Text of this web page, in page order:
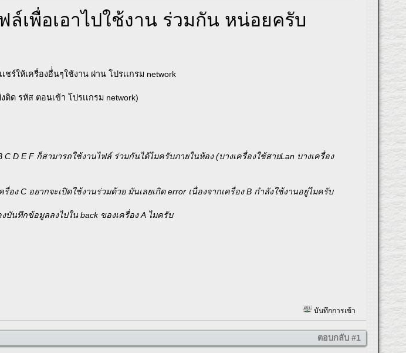
ล์เพื่อเอาไปใช้งาน ร่วมกัน หน่อยครับ
เชร์ให้เครื่องอื่่นๆใช้งาน ผ่าน โปรเเกรม network
ติด รหัส ตอนเข้า โปรเเกรม network)
C D E F ก็สามารถใช้งานไฟล์ ร่วมกันได้ไมครับภายในห้อง (บางเครื่องใช้สายLan บางเครื่อง
รื่อง C อยากจะเปิดใช้งานร่วมด้วย มันเลยเกิด error เนื่องจากเครื่อง B กำลังใช้งานอยู่ไมครับ
บันทึกข้อมูลลงไปใน back ของเครื่อง A ไมครับ
บันทึกการเข้า
ตอบกลับ #1